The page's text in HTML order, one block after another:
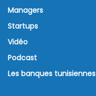
Managers
Startups
Vidéo
Podcast
Les banques tunisiennes